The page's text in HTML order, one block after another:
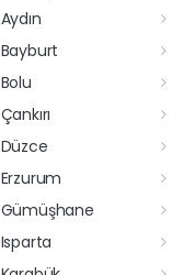
Aydın
Bayburt
Bolu
Çankırı
Düzce
Erzurum
Gümüşhane
Isparta